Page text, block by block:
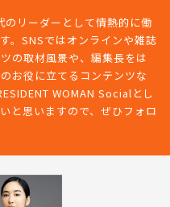
のリーダーとして情熱的に働
。SNSではオンラインや雑誌
の取材風景や、編集長をは
お役に立てるコンテンツな
WOMAN Socialとし
と思いますので、ぜひフォロ